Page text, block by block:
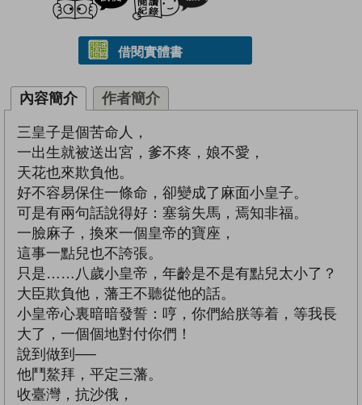
借閱實體書
內容簡介 作者簡介
三皇子是個苦命人，
一出生就被送出宮，爹不疼，娘不愛，
天花也來欺負他。
好不容易保住一條命，卻變成了麻面小皇子。
可是有兩句話說得好：塞翁失馬，焉知非福。
一臉麻子，換來一個皇帝的寶座，
這事一點兒也不誇張。
只是……八歲小皇帝，年齡是不是有點兒太小了？
大臣欺負他，藩王不聽從他的話。
小皇帝心裏暗暗發誓：哼，你們給朕等着，等我長
大了，一個個地對付你們！
說到做到──
他鬥鰲拜，平定三藩。
收臺灣，抗沙俄，